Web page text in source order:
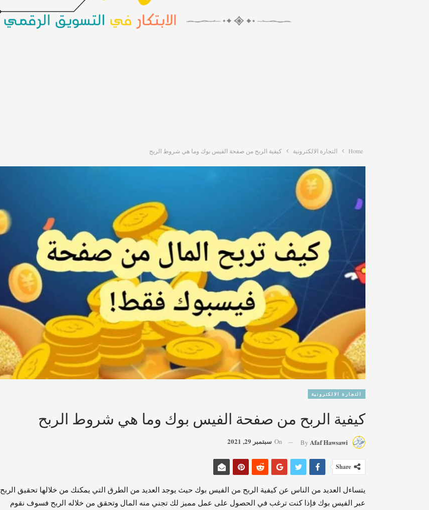
Home التجارة الالكترونية كيفية الربح من صفحة الفيس بوك وما هي شروط الربح
التجارة الالكترونية
كيفية الربح من صفحة الفيس بوك وما هي شروط الربح
By Afaf Hawsawi
On سبتمبر 29, 2021
Share
يتساءل العديد من الناس عن كيفية الربح من الفيس بوك حيث يوجد العديد من الطرق التي يمكنك من خلالها تحقيق الربح
عبر الفيس بوك فإذا كنت ترغب في الحصول على عمل مميز لك تجني منه المال وتحقق من خلاله الربح فسوف نقوم